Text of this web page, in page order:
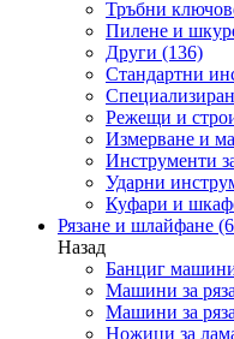
Тръбни
Пилене и
Други (136)
Стандартни
Режещи и
Измерване и
Инструменти
Ударни
Куфари и
Рязане и шлайфане
Назад
Банциг
Машини за
Машини за
Ножици за